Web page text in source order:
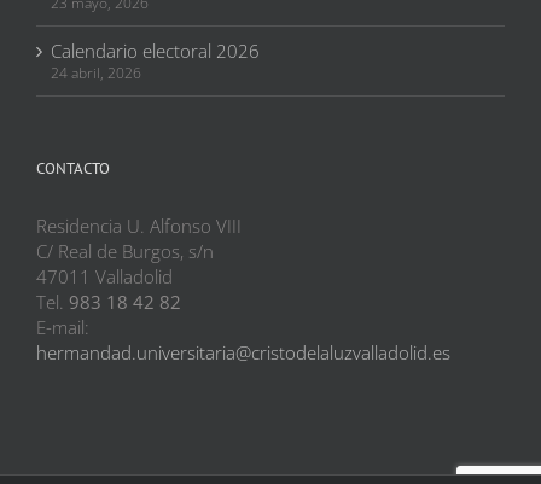
Calendario electoral 2026
24 abril, 2026
CONTACTO
Residencia U. Alfonso VIII
C/ Real de Burgos, s/n
47011 Valladolid
Tel. 983 18 42 82
E-mail:
hermandad.universitaria@cristodelaluzvalladolid.es